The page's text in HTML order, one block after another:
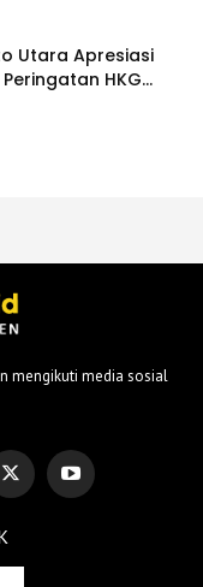
Utara Apresiasi
HKG...
mengikuti media sosial